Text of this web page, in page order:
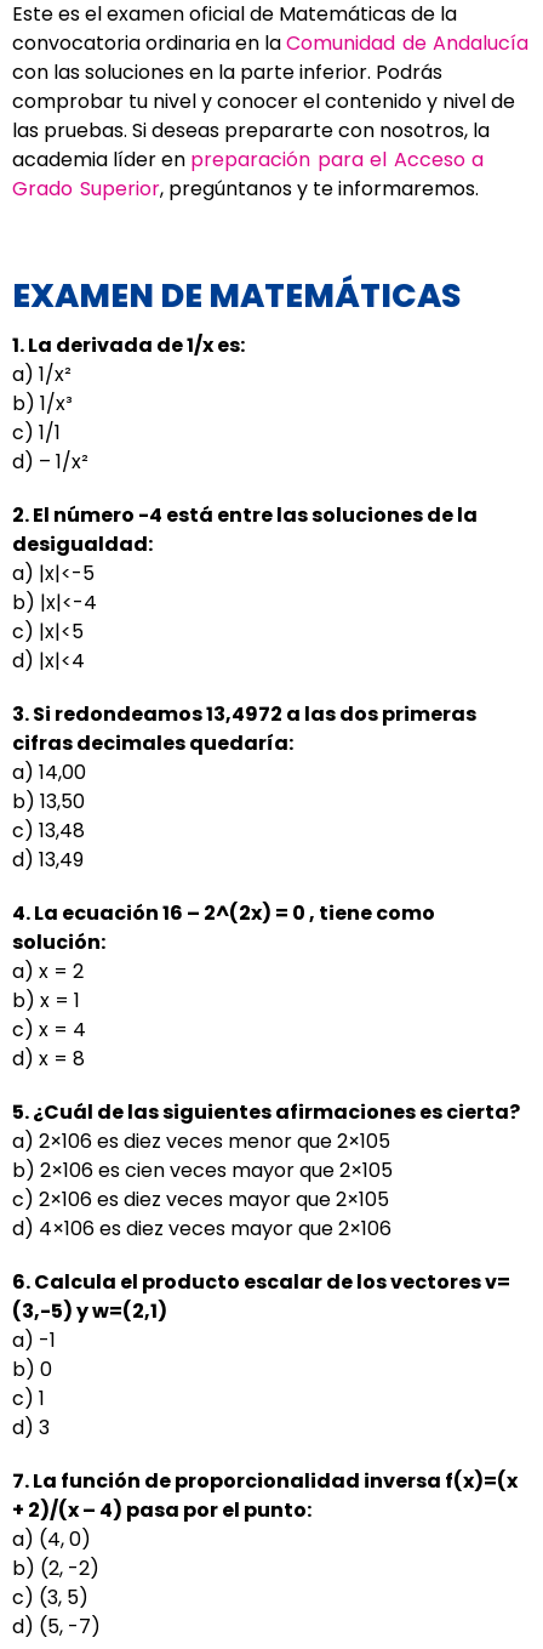
Este es el examen oficial de Matemáticas de la
convocatoria ordinaria en laComunidad de Andalucía
con las soluciones en la parte inferior. Podrás
comprobar tu nivel y conocer el contenido y nivel de
las pruebas. Si deseas prepararte con nosotros, la
academia líder en preparación para el Acceso a
Grado Superior, pregúntanos y te informaremos.
EXAMEN DE MATEMÁTICAS
1. La derivada de 1/x es:
a) 1/x²
b) 1/x³
c) 1/1
d) – 1/x²
2. El número -4 está entre las soluciones de la
desigualdad:
a) |x|<-5
b) |x|<-4
c) |x|<5
d) |x|<4
3. Si redondeamos 13,4972 a las dos primeras
cifras decimales quedaría:
a) 14,00
b) 13,50
c) 13,48
d) 13,49
4. La ecuación 16 – 2^(2x) = 0 , tiene como
solución:
a) x = 2
b) x = 1
c) x = 4
d) x = 8
5. ¿Cuál de las siguientes afirmaciones es cierta?
a) 2×106 es diez veces menor que 2×105
b) 2×106 es cien veces mayor que 2×105
c) 2×106 es diez veces mayor que 2×105
d) 4×106 es diez veces mayor que 2×106
6. Calcula el producto escalar de los vectores v=
(3,-5) y w=(2,1)
a) -1
b) 0
c) 1
d) 3
7. La función de proporcionalidad inversa f(x)=(x
+ 2)/(x – 4) pasa por el punto:
a) (4, 0)
b) (2, -2)
c) (3, 5)
d) (5, -7)